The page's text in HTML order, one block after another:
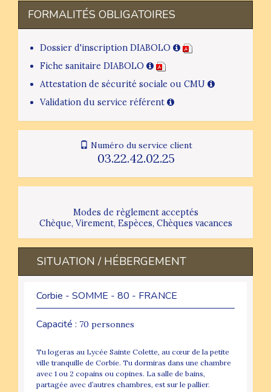
FORMALITÉS OBLIGATOIRES
Dossier d'inscription DIABOLO
Fiche sanitaire DIABOLO
Attestation de sécurité sociale ou CMU
Validation du service référent
Numéro du service client
03.22.42.02.25
Modes de règlement acceptés
Chèque, Virement, Espèces, Chèques vacances
SITUATION / HÉBERGEMENT
Corbie - SOMME - 80 - FRANCE
Capacité : 70 personnes
Tu logeras au Lycée Sainte Colette, au cœur de la petite
ville tranquille de Corbie. Tu dormiras dans une chambre
avec 1 ou 2 copains ou copines. La salle de bains,
partagée avec d’autres chambres, est sur le pallier.